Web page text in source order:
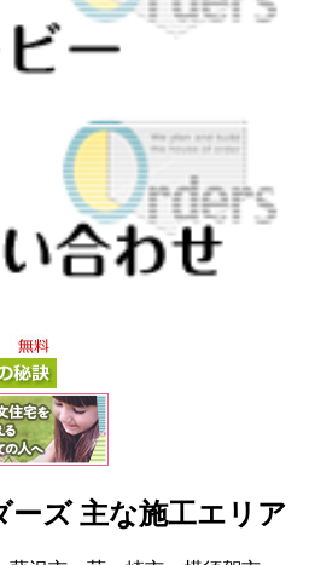
ーズ 主な施工エリア